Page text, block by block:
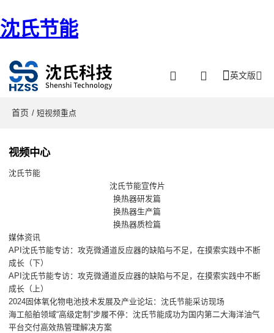
沈氏节能
英文版
首页 / 短视频重点
视频中心
沈氏节能
沈氏节能宣传片
换热器研发篇
换热器生产篇
换热器质检篇
媒体资讯
API沈氏节能专访：攻克微通道反应器的缺陷与不足，在摸索实践中不断
成长（下）
API沈氏节能专访：攻克微通道反应器的缺陷与不足，在摸索实践中不断
成长（上）
2024固体氧化物电池技术发展及产业论坛：沈氏节能采访现场
海工船舶领域“高级定制”步履不停：沈氏节能成功为国内第二大海洋油气
平台交付高效热管理解决方案